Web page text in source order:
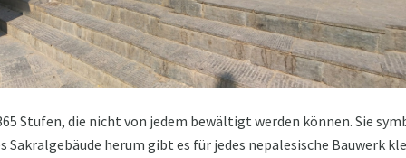
Stufen, die nicht von jedem bewältigt werden können. Sie
Sakralgebäude herum gibt es für jedes nepalesische Bauwerk